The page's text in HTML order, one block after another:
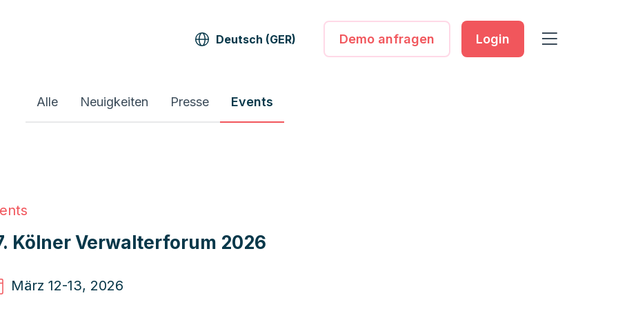
Deutsch (GER) Demo anfragen Login
Alle Neuigkeiten Presse Events
Kölner Verwalterforum 2026
März 12-13, 2026